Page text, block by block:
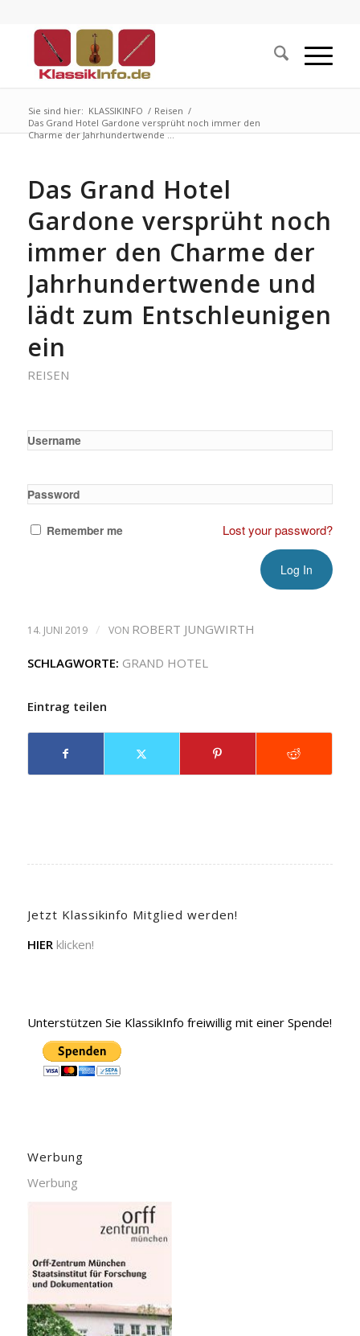
Sie sind hier: KLASSIKINFO / Reisen /
Das Grand Hotel Gardone versprüht noch immer den
Charme der Jahrhundertwende ...
Das Grand Hotel
Gardone versprüht noch
immer den Charme der
Jahrhundertwende und
lädt zum Entschleunigen
ein
REISEN
Username
Password
Remember me Lost your password?
14. JUNI 2019 / VON ROBERT JUNGWIRTH
SCHLAGWORTE: GRAND HOTEL
Eintrag teilen
Jetzt Klassikinfo Mitglied werden!
HIER klicken!
Unterstützen Sie KlassikInfo freiwillig mit einer Spende!
Werbung
Werbung